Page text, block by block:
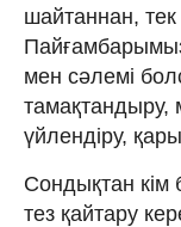
шайтаннан,
мен сәлемі
тамақтандыру,
үйлендіру,
Сондықтан кім
тез қайтару